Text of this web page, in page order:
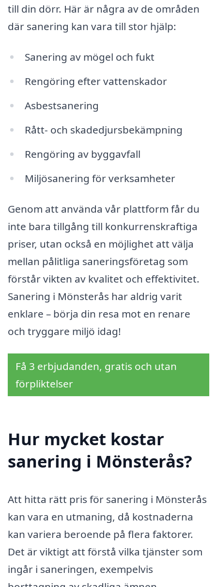
till din dörr. Här är några av de områden
där sanering kan vara till stor hjälp:
Sanering av mögel och fukt
Rengöring efter vattenskador
Asbestsanering
Rått- och skadedjursbekämpning
Rengöring av byggavfall
Miljösanering för verksamheter
Genom att använda vår plattform får du
inte bara tillgång till konkurrenskraftiga
priser, utan också en möjlighet att välja
mellan pålitliga saneringsföretag som
förstår vikten av kvalitet och effektivitet.
Sanering i Mönsterås har aldrig varit
enklare – börja din resa mot en renare
och tryggare miljö idag!
Få 3 erbjudanden, gratis och utan
förpliktelser
Hur mycket kostar
sanering i Mönsterås?
Att hitta rätt pris för sanering i Mönsterås
kan vara en utmaning, då kostnaderna
kan variera beroende på flera faktorer.
Det är viktigt att förstå vilka tjänster som
ingår i saneringen, exempelvis